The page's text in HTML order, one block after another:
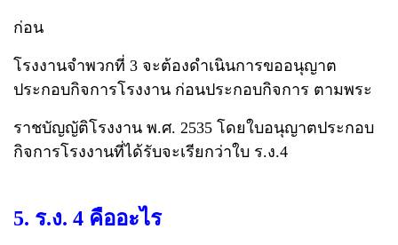
ก่อน
โรงงานจำพวกที่ 3 จะต้องดำเนินการขออนุญาต
ประกอบกิจการโรงงาน ก่อนประกอบกิจการ ตามพระ
ราชบัญญัติโรงงาน พ.ศ. 2535 โดยใบอนุญาตประกอบ
กิจการโรงงานที่ได้รับจะเรียกว่าใบ ร.ง.4
5. ร.ง. 4 คืออะไร